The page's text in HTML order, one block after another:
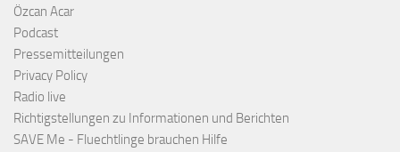
Özcan Acar
Podcast
Pressemitteilungen
Privacy Policy
Radio live
Richtigstellungen zu Informationen und Berichten
SAVE Me - Fluechtlinge brauchen Hilfe